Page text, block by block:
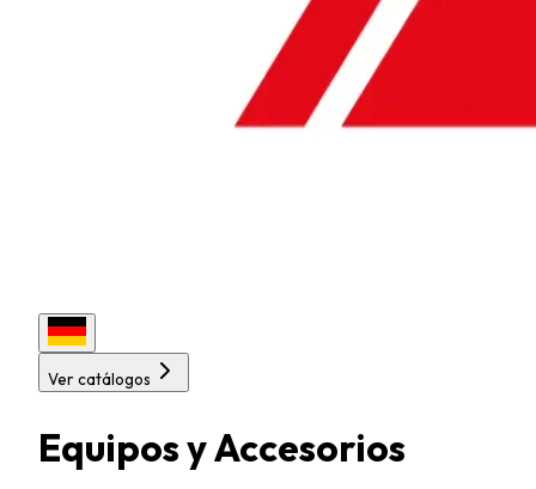
Ver catálogos
Equipos y Accesorios